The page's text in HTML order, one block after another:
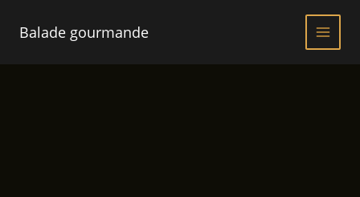
Balade gourmande